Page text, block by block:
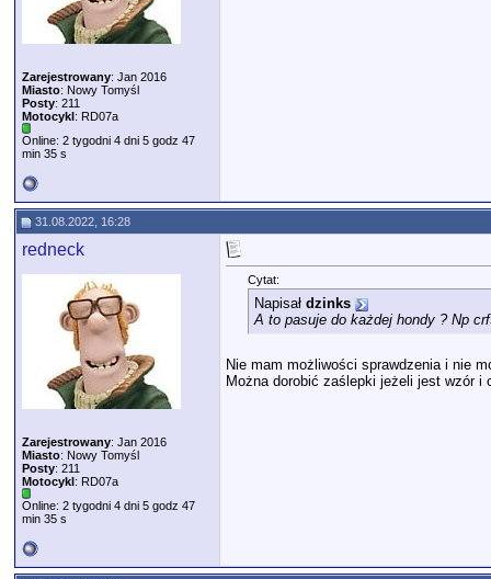
Zarejestrowany: Jan 2016
Miasto: Nowy Tomyśl
Posty: 211
Motocykl: RD07a
Online: 2 tygodni 4 dni 5 godz 47
min 35 s
31.08.2022, 16:28
redneck
Zarejestrowany: Jan 2016
Miasto: Nowy Tomyśl
Posty: 211
Motocykl: RD07a
Online: 2 tygodni 4 dni 5 godz 47
min 35 s
Cytat:
Napisał dzinks
A to pasuje do każdej hondy ? Np
Nie mam możliwości sprawdzenia i nie
Można dorobić zaślepki jeżeli jest wzór